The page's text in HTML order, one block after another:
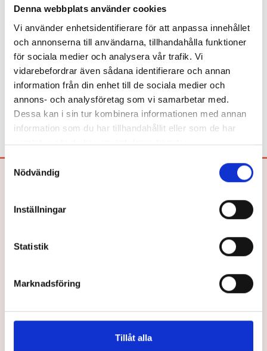
Denna webbplats använder cookies
Vi använder enhetsidentifierare för att anpassa innehållet
och annonserna till användarna, tillhandahålla funktioner
för sociala medier och analysera vår trafik. Vi
vidarebefordrar även sådana identifierare och annan
information från din enhet till de sociala medier och
annons- och analysföretag som vi samarbetar med.
Dessa kan i sin tur kombinera informationen med annan
information som du har tillhandahållit eller som de har
samlat in när du har använt deras tjänster.
Samtyckesval
Nödvändig
Inställningar
Statistik
Marknadsföring
Tillåt alla
Är du bibliotekarie eller pedagog? Här
köper du in!
Beroende på kommunens upphandlingsavtal köper du våra
böcker hos Adlibris, Bokus eller Läromedia. Spel och Flugo-
dockor? Dem köper du hos Läromedia.
Direktupphandling då? Jo, det kan du göra!Mejla oss!
Bokförlaget Hegas AB
252 21 HELSINGBORG
E-post:info@hegas.se
Lättlästa böcker efter ålder
Jobba hos oss